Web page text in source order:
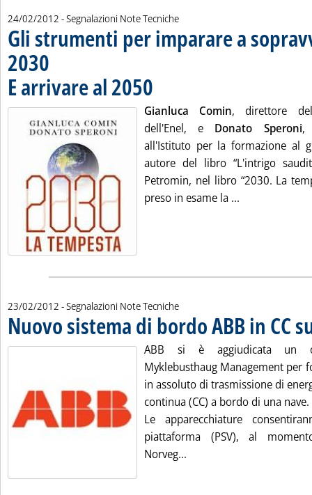
24/02/2012 - Segnalazioni Note Tecniche
Gli strumenti per imparare a
2030
E arrivare al 2050
Gianluca Comin, direttore
dell'Enel, e Donato Speroni,
all'Istituto per la formazione al
autore del libro “L'intrigo
Petromin, nel libro “2030. La
preso in esame la ...
23/02/2012 - Segnalazioni Note Tecniche
Nuovo sistema di bordo ABB in CC
ABB si è aggiudicata un
Myklebusthaug Management per
in assoluto di trasmissione di
continua (CC) a bordo di una nave.
Le apparecchiature
piattaforma (PSV), al
Norveg...